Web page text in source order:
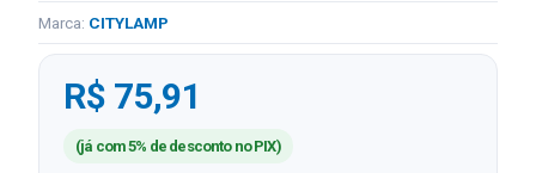
Marca: CITYLAMP
R$ 75,91
(já com 5% de desconto no PIX)